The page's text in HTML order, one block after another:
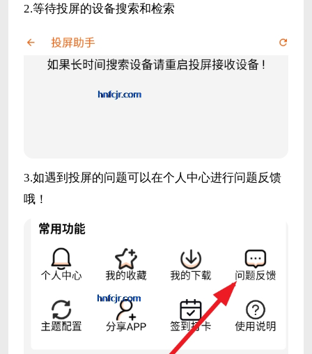
2.等待投屏的设备搜索和检索
3.如遇到投屏的问题可以在个人中心进行问题反馈
哦！